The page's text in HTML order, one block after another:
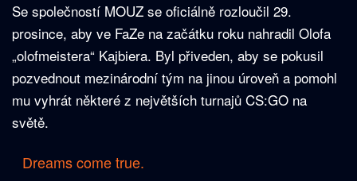
Se společností MOUZ se oficiálně rozloučil 29.
prosince, aby ve FaZe na začátku roku nahradil Olofa
„olofmeistera“ Kajbiera. Byl přiveden, aby se pokusil
pozvednout mezinárodní tým na jinou úroveň a pomohl
mu vyhrát některé z největších turnajů CS:GO na
světě.
Dreams come true.